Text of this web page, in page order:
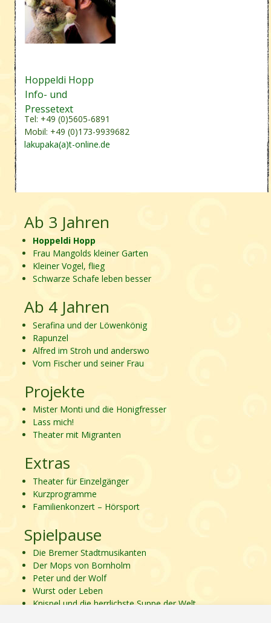
Hoppeldi Hopp
Info- und
Pressetext
Tel: +49 (0)5605-6891
Mobil: +49 (0)173-9939682
lakupaka(a)t-online.de
Ab 3 Jahren
Hoppeldi Hopp
Frau Mangolds kleiner Garten
Kleiner Vogel, flieg
Schwarze Schafe leben besser
Ab 4 Jahren
Serafina und der Löwenkönig
Rapunzel
Alfred im Stroh und anderswo
Vom Fischer und seiner Frau
Projekte
Mister Monti und die Honigfresser
Lass mich!
Theater mit Migranten
Extras
Theater für Einzelgänger
Kurzprogramme
Familienkonzert – Hörsport
Spielpause
Die Bremer Stadtmusikanten
Der Mops von Bornholm
Peter und der Wolf
Wurst oder Leben
Knispel und die herrlichste Suppe der Welt